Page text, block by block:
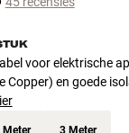
voor elektrische
Copper) en goede
Meter
3 Meter